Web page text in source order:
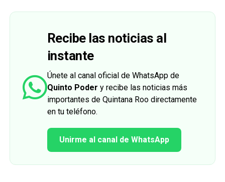
Recibe las noticias al
instante
Únete al canal oficial de WhatsApp de
Quinto Poder y recibe las noticias más
importantes de Quintana Roo directamente
en tu teléfono.
Unirme al canal de WhatsApp